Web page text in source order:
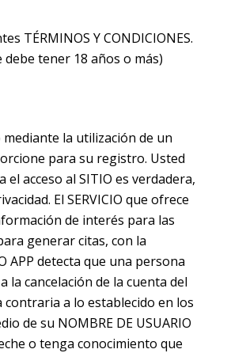
TÉRMINOS Y CONDICIONES.
tener 18 años o más)
mediante la utilización de un
para su registro. Usted
acceso al SITIO es verdadera,
El SERVICIO que ofrece
de interés para las
generar citas, con la
APP detecta que una persona
cancelación de la cuenta del
a lo establecido en los
de su NOMBRE DE USUARIO
o tenga conocimiento que